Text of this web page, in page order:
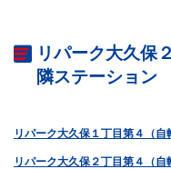
リパーク大久保
隣ステーション
リパーク大久保１丁目第４（自
リパーク大久保２丁目第４（自